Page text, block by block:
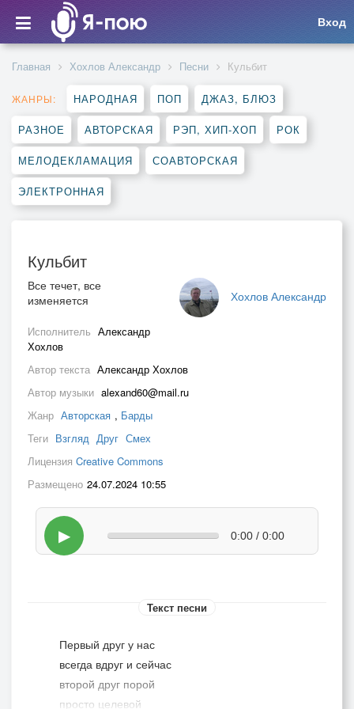
Вход
Главная Хохлов Александр Песни Кульбит
ЖАНРЫ: НАРОДНАЯ ПОП ДЖАЗ, БЛЮЗ
РАЗНОЕ АВТОРСКАЯ РЭП, ХИП-ХОП РОК
МЕЛОДЕКЛАМАЦИЯ СОАВТОРСКАЯ
ЭЛЕКТРОННАЯ
Кульбит
Хохлов Александр
Все течет, все
изменяется
Исполнитель Александр
Хохлов
Автор текста Александр Хохлов
Автор музыки alexand60@mail.ru
Жанр Авторская , Барды
Теги Взгляд Друг Смех
Лицензия Creative Commons
Размещено 24.07.2024 10:55
▶ 0:00 / 0:00
Текст песни
Первый друг у нас
всегда вдруг и сейчас
второй друг порой
просто целевой